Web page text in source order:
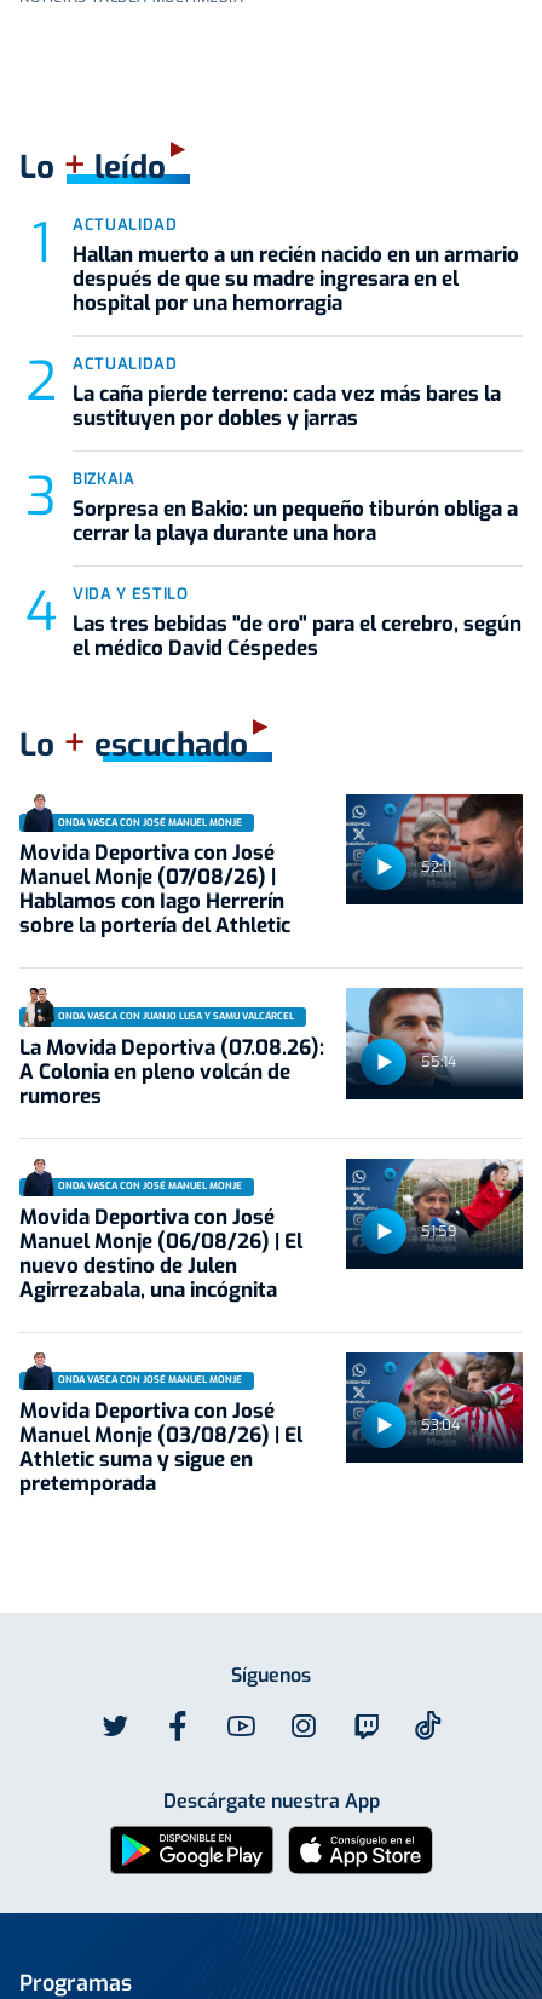
Lo +leído
ACTUALIDAD
Hallan muerto a un recién nacido en un armario
después de que su madre ingresara en el
hospital por una hemorragia
ACTUALIDAD
La caña pierde terreno: cada vez más bares la
sustituyen por dobles y jarras
BIZKAIA
Sorpresa en Bakio: un pequeño tiburón obliga a
cerrar la playa durante una hora
VIDA Y ESTILO
Las tres bebidas "de oro" para el cerebro, según
el médico David Céspedes
Lo + escuchado
52:11
ONDA VASCA CON JOSÉ MANUEL MONJE
Movida Deportiva con José
Manuel Monje (07/08/26) |
Hablamos con Iago Herrerín
sobre la portería del Athletic
55:14
ONDA VASCA CON JUANJO LUSA Y SAMU VALCÁRCEL
La Movida Deportiva (07.08.26):
A Colonia en pleno volcán de
rumores
51:59
ONDA VASCA CON JOSÉ MANUEL MONJE
Movida Deportiva con José
Manuel Monje (06/08/26) | El
nuevo destino de Julen
Agirrezabala, una incógnita
53:04
ONDA VASCA CON JOSÉ MANUEL MONJE
Movida Deportiva con José
Manuel Monje (03/08/26) | El
Athletic suma y sigue en
pretemporada
Síguenos
Descárgate nuestra App
Programas